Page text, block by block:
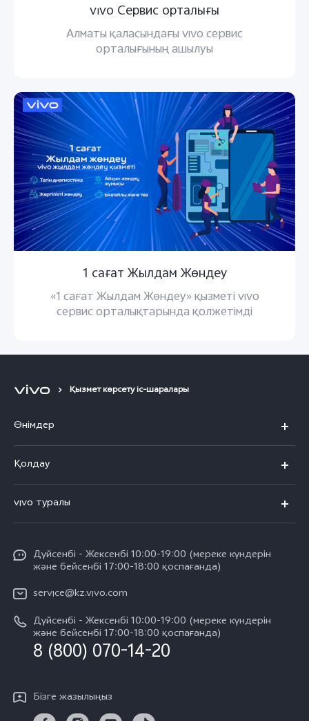
vivo Сервис орталығы
Алматы қаласындағы vivo сервис
орталығының ашылуы
1 сағат Жылдам Жөндеу
«1 сағат Жылдам Жөндеу» қызметі vivo
сервис орталықтарында қолжетімді
Қызмет көрсету іс-шаралары
Өнімдер
X300
X200
V60
V60 Lite 5G
Барлық үлгілер
Қолдау
Сервистік орталықтар
Funtouch OS
Қосалқы бөлшектердің құнын сұрау
Жүйені жаңарту
vivo кепілдік туралы нұсқаулық
vivo туралы
Баспасөз орталығы
vivo компаниясында жұмыс жасау
Құқықтық хабарламалар
Біз туралы
Тұрақтылық
Дүйсенбі - Жексенбі 10:00-19:00 (мереке күндерін
және бейсенбі 17:00-18:00 қоспағанда)
service@kz.vivo.com
Дүйсенбі - Жексенбі 10:00-19:00 (мереке күндерін
және бейсенбі 17:00-18:00 қоспағанда)
8 (800) 070-14-20
Бізге жазылыңыз